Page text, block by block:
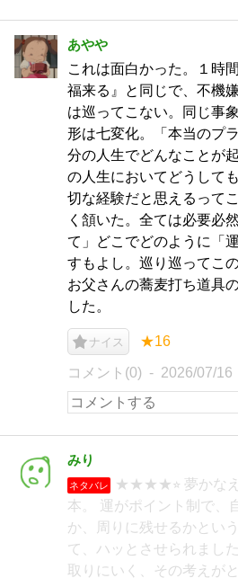
あやや
これは面白かった。１時
福来る』と同じで、不機
は巡ってこない。同じ事
形は七変化。「本当のプ
分の人生でどんなことが
の人生においてどうして
切な経験だと思えるって
く頷いた。全ては必要必
て」どこでどのように「
すもよし。巡り巡ってこ
お父さんの蕎麦打ち道具
した。
ナイス ★16
コメント(0) 2026/07/16
みり
ネタバレ
★★★★⭐︎ 夢かなえ
本。 運がポイント制で、
か、周りに残せるかとい
て、ハッとさせられまし
取りにいく、その考えが